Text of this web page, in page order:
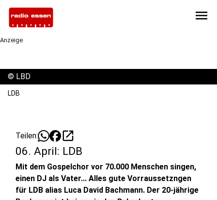
menu
Anzeige
© LBD
LDB
Teilen: open_in_new
06. April: LDB
Mit dem Gospelchor vor 70.000 Menschen singen,
einen DJ als Vater... Alles gute Vorraussetzngen
für LDB alias Luca David Bachmann. Der 20-jährige